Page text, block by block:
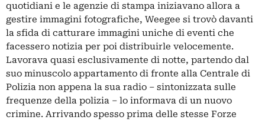
quotidiani e le agenzie di stampa iniziavano allora a
gestire immagini fotografiche, Weegee si trovò davanti
la sfida di catturare immagini uniche di eventi che
facessero notizia per poi distribuirle velocemente.
Lavorava quasi esclusivamente di notte, partendo dal
suo minuscolo appartamento di fronte alla Centrale di
Polizia non appena la sua radio – sintonizzata sulle
frequenze della polizia – lo informava di un nuovo
crimine. Arrivando spesso prima delle stesse Forze